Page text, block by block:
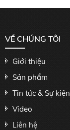
VỀ CHÚNG TÔI
Giới thiệu
Sản phẩm
Tin tức & Sự kiện
Video
Liên hệ